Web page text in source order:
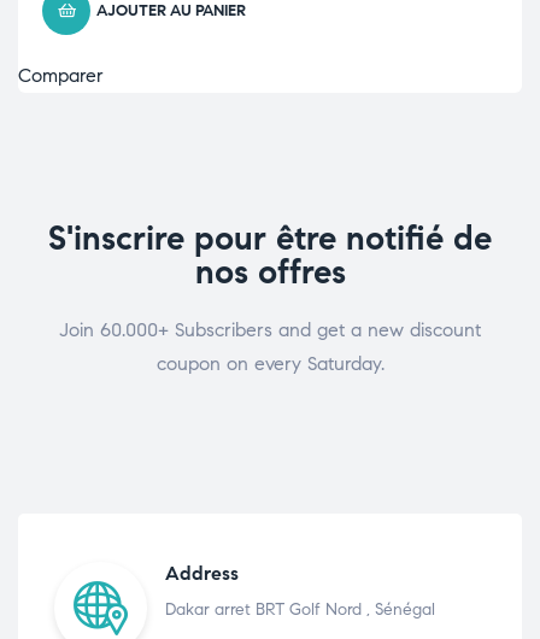
AJOUTER AU PANIER
Comparer
S'inscrire pour être notifié de
nos offres
Join 60.000+ Subscribers and get a new discount
coupon on every Saturday.
Address
Dakar arret BRT Golf Nord , Sénégal